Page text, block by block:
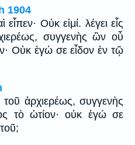
1904
Οὐκ εἰμί. λέγει εἷς
συγγενὴς ὢν οὗ
Οὐκ ἐγώ σε εἶδον ἐν τῷ
ἀρχιερέως, συγγενὴς
τὸ ὠτίον· οὐκ ἐγώ σε